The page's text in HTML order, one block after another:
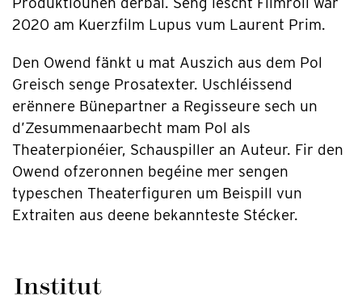
2020 am Kuerzfilm Lupus vum Laurent Prim.
Den Owend fänkt u mat Auszich aus dem Pol
Greisch senge Prosatexter. Uschléissend
erënnere Bünepartner a Regisseure sech un
d’Zesummenaarbecht mam Pol als
Theaterpionéier, Schauspiller an Auteur. Fir den
Owend ofzeronnen begéine mer sengen
typeschen Theaterfiguren um Beispill vun
Extraiten aus deene bekannteste Stécker.